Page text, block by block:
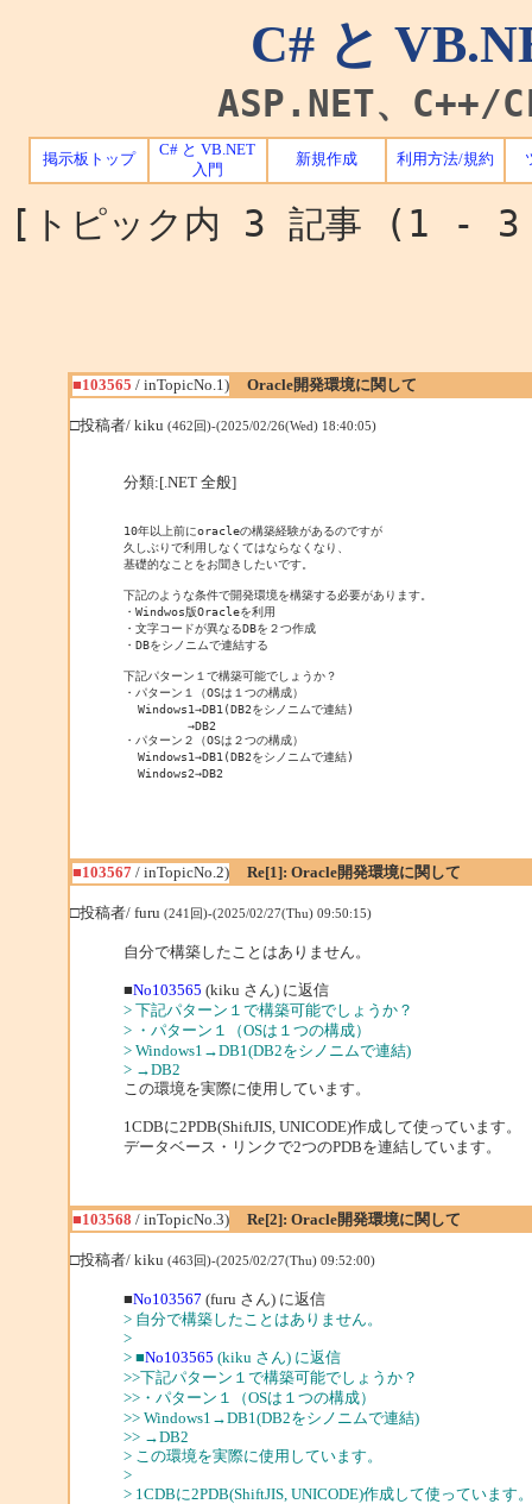
C# と
ASP.NET、C++/
掲示板トップ
C# と VB.NET
入門
新規作成 利用方法/規約
[トピック内 3 記事 (1
■103565 / inTopicNo.1) Oracle開発環境に関して
□投稿者/ kiku (462回)-(2025/02/26(Wed) 18:40:05)
分類:[.NET 全般]
10年以上前にoracleの構築経験があるのですが
久しぶりで利用しなくてはならなくなり、
基礎的なことをお聞きしたいです。
下記のような条件で開発環境を構築する必要があります。
・Windwos版Oracleを利用
・文字コードが異なるDBを２つ作成
・DBをシノニムで連結する
下記パターン１で構築可能でしょうか？
・パターン１（OSは１つの構成）
  Windows1→DB1(DB2をシノニムで連結)
         →DB2
・パターン２（OSは２つの構成）
  Windows1→DB1(DB2をシノニムで連結)
  Windows2→DB2
■103567/ inTopicNo.2) Re[1]: Oracle開発環境に関して
□投稿者/ furu (241回)-(2025/02/27(Thu) 09:50:15)
自分で構築したことはありません。
■No103565 (kiku さん) に返信
> 下記パターン１で構築可能でしょうか？
> ・パターン１（OSは１つの構成）
> Windows1→DB1(DB2をシノニムで連結)
> →DB2
この環境を実際に使用しています。
1CDBに2PDB(ShiftJIS, UNICODE)作成して使っています。
データベース・リンクで2つのPDBを連結しています。
■103568 / inTopicNo.3) Re[2]: Oracle開発環境に関して
□投稿者/ kiku (463回)-(2025/02/27(Thu) 09:52:00)
■No103567 (furu さん) に返信
> 自分で構築したことはありません。
>
> ■No103565 (kiku さん) に返信
>>下記パターン１で構築可能でしょうか？
>>・パターン１（OSは１つの構成）
>> Windows1→DB1(DB2をシノニムで連結)
>> →DB2
> この環境を実際に使用しています。
>
> 1CDBに2PDB(ShiftJIS, UNICODE)作成して使っています。